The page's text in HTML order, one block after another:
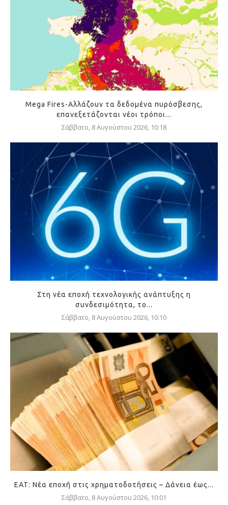
Mega Fires-Αλλάζουν τα δεδομένα πυρόσβεσης,
επανεξετάζονται νέοι τρόποι...
Σάββατο, 8 Αυγούστου 2026, 10:18
Στη νέα εποχή τεχνολογικής ανάπτυξης η
συνδεσιμότητα, το...
Σάββατο, 8 Αυγούστου 2026, 10:10
ΕΑΤ: Νέα εποχή στις χρηματοδοτήσεις – Δάνεια έως...
Σάββατο, 8 Αυγούστου 2026, 10:01